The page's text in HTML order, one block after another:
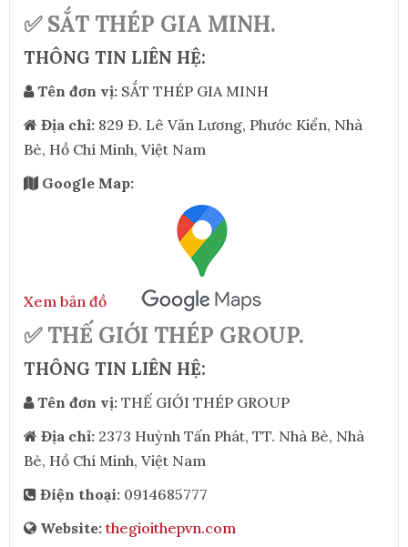
✅ SẮT THÉP GIA MINH.
THÔNG TIN LIÊN HỆ:
Tên đơn vị: SẮT THÉP GIA MINH
Địa chỉ: 829 Đ. Lê Văn Lương, Phước Kiển, Nhà
Bè, Hồ Chí Minh, Việt Nam
Google Map:
Xem bản đồ
✅ THẾ GIỚI THÉP GROUP.
THÔNG TIN LIÊN HỆ:
Tên đơn vị: THẾ GIỚI THÉP GROUP
Địa chỉ: 2373 Huỳnh Tấn Phát, TT. Nhà Bè, Nhà
Bè, Hồ Chí Minh, Việt Nam
Điện thoại: 0914685777
Website:thegioithepvn.com